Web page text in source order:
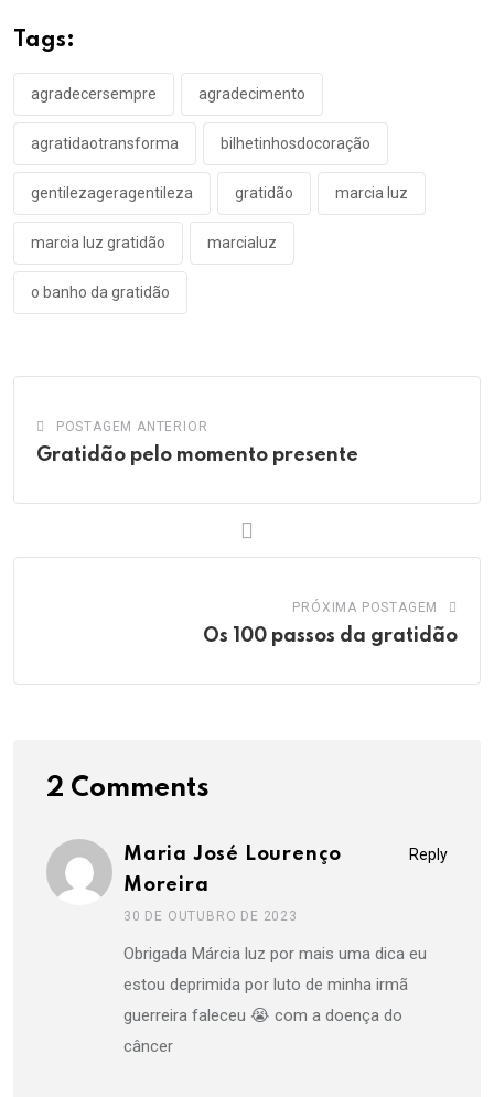
Tags:
agradecersempre agradecimento
agratidaotransforma bilhetinhosdocoração
gentilezageragentileza gratidão marcia luz
marcia luz gratidão marcialuz
o banho da gratidão
POSTAGEM ANTERIOR
Gratidão pelo momento presente
PRÓXIMA POSTAGEM
Os 100 passos da gratidão
2 Comments
Reply
Maria José Lourenço
Moreira
30 DE OUTUBRO DE 2023
Obrigada Márcia luz por mais uma dica eu
estou deprimida por luto de minha irmã
guerreira faleceu 😭 com a doença do
câncer